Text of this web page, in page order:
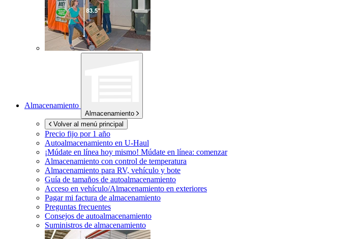
Almacenamiento
Almacenamiento
Volver al menú principal
Precio fijo por 1 año
Autoalmacenamiento en U-Haul
¡Múdate en línea hoy mismo! Múdate en línea: comenzar
Almacenamiento con control de temperatura
Almacenamiento para RV, vehículo y bote
Guía de tamaños de autoalmacenamiento
Acceso en vehículo/Almacenamiento en exteriores
Pagar mi factura de almacenamiento
Preguntas frecuentes
Consejos de autoalmacenamiento
Suministros de almacenamiento